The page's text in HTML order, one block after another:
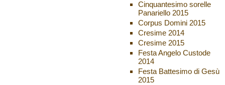
Cinquantesimo sorelle
Panariello 2015
Corpus Domini 2015
Cresime 2014
Cresime 2015
Festa Angelo Custode
2014
Festa Battesimo di Gesù
2015